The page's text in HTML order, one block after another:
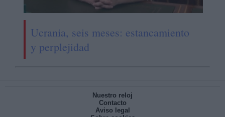
Ucrania, seis meses: estancamiento
y perplejidad
Nuestro reloj
Contacto
Aviso legal